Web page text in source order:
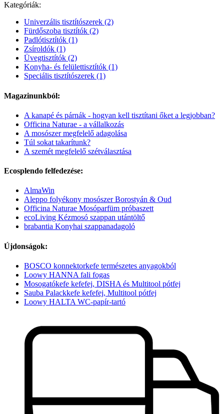
Kategóriák:
Univerzális tisztítószerek (2)
Fürdőszoba tisztítók (2)
Padlótisztítók (1)
Zsíroldók (1)
Üvegtisztítók (2)
Konyha- és felülettisztítók (1)
Speciális tisztítószerek (1)
Magazinunkból:
A kanapé és párnák - hogyan kell tisztítani őket a legjobban?
Officina Naturae - a vállalkozás
A mosószer megfelelő adagolása
Túl sokat takarítunk?
A szemét megfelelő szétválasztása
Ecosplendo felfedezése:
AlmaWin
Aleppo folyékony mosószer Borostyán & Oud
Officina Naturae Mosóparfüm próbaszett
ecoLiving Kézmosó szappan utántöltő
brabantia Konyhai szappanadagoló
Újdonságok:
BOSCO konnektorkefe természetes anyagokból
Loowy HANNA fali fogas
Mosogatókefe kefefej, DISHA és Multitool pótfej
Sauba Palackkefe kefefej, Multitool pótfej
Loowy HALTA WC-papír-tartó